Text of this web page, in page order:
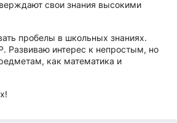
свои знания высокими
пробелы в школьных знаниях.
Развиваю интерес к непростым, но
как математика и